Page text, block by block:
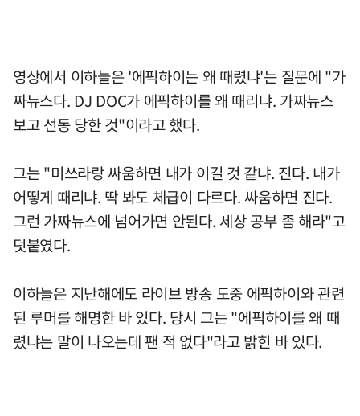
영상에서 이하늘은 '에픽하이는 왜 때렸냐'는 질문에 "가
짜뉴스다. DJ DOC가 에픽하이를 왜 때리냐. 가짜뉴스
보고 선동 당한 것"이라고 했다.
그는 "미쓰라랑 싸움하면 내가 이길 것 같냐. 진다. 내가
어떻게 때리냐. 딱 봐도 체급이 다르다. 싸움하면 진다.
그런 가짜뉴스에 넘어가면 안된다. 세상 공부 좀 해라"고
덧붙였다.
이하늘은 지난해에도 라이브 방송 도중 에픽하이와 관련
된 루머를 해명한 바 있다. 당시 그는 "에픽하이를 왜 때
렸냐는 말이 나오는데 팬 적 없다"라고 밝힌 바 있다.